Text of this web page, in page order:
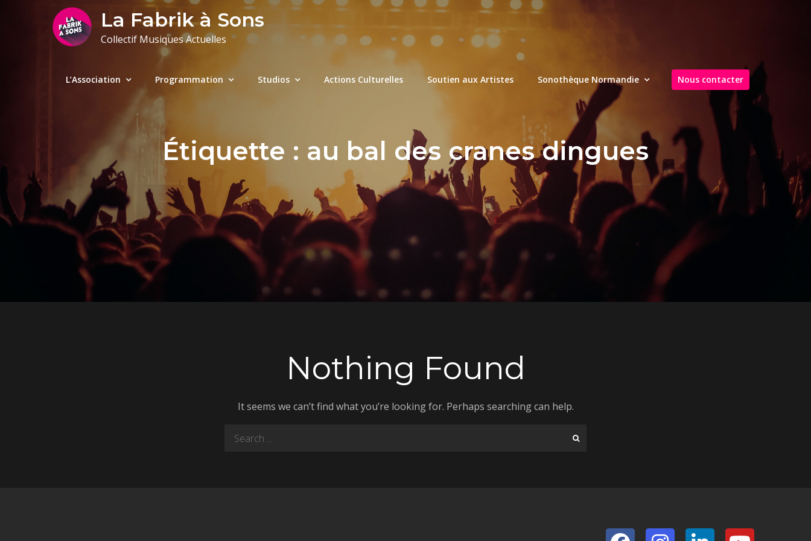
La Fabrik à Sons
Collectif Musiques Actuelles
L’Association Programmation Studios Actions Culturelles Soutien aux Artistes Sonothèque Normandie Nous contacter
Étiquette : au bal des cranes dingues
Nothing Found
It seems we can’t find what you’re looking for. Perhaps searching can help.
Search